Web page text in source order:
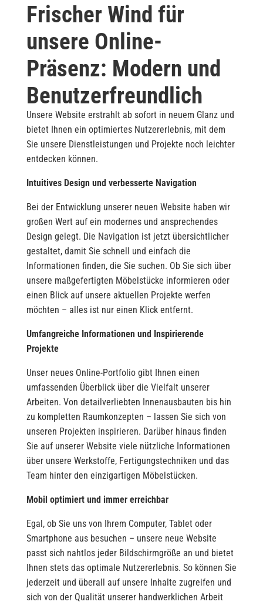
Frischer Wind für
unsere Online-
Präsenz: Modern und
Benutzerfreundlich
Unsere Website erstrahlt ab sofort in neuem Glanz und
bietet Ihnen ein optimiertes Nutzererlebnis, mit dem
Sie unsere Dienstleistungen und Projekte noch leichter
entdecken können.
Intuitives Design und verbesserte Navigation
Bei der Entwicklung unserer neuen Website haben wir
großen Wert auf ein modernes und ansprechendes
Design gelegt. Die Navigation ist jetzt übersichtlicher
gestaltet, damit Sie schnell und einfach die
Informationen finden, die Sie suchen. Ob Sie sich über
unsere maßgefertigten Möbelstücke informieren oder
einen Blick auf unsere aktuellen Projekte werfen
möchten – alles ist nur einen Klick entfernt.
Umfangreiche Informationen und Inspirierende
Projekte
Unser neues Online-Portfolio gibt Ihnen einen
umfassenden Überblick über die Vielfalt unserer
Arbeiten. Von detailverliebten Innenausbauten bis hin
zu kompletten Raumkonzepten – lassen Sie sich von
unseren Projekten inspirieren. Darüber hinaus finden
Sie auf unserer Website viele nützliche Informationen
über unsere Werkstoffe, Fertigungstechniken und das
Team hinter den einzigartigen Möbelstücken.
Mobil optimiert und immer erreichbar
Egal, ob Sie uns von Ihrem Computer, Tablet oder
Smartphone aus besuchen – unsere neue Website
passt sich nahtlos jeder Bildschirmgröße an und bietet
Ihnen stets das optimale Nutzererlebnis. So können Sie
jederzeit und überall auf unsere Inhalte zugreifen und
sich von der Qualität unserer handwerklichen Arbeit